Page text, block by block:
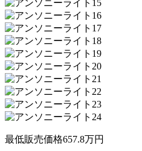
最低販売価格657.8万円